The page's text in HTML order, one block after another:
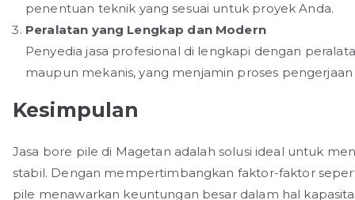
penentuan teknik yang sesuai untuk proyek Anda.
Peralatan yang Lengkap dan Modern
Penyedia jasa profesional di lengkapi dengan
maupun mekanis, yang menjamin proses
Kesimpulan
Jasa bore pile di Magetan adalah solusi ideal untuk
stabil. Dengan mempertimbangkan faktor-faktor
pile menawarkan keuntungan besar dalam hal